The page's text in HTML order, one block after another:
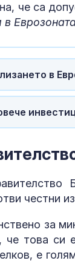
че са
в
честни
за
това си
е